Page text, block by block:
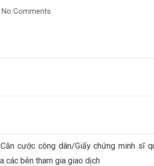
No Comments
cước công dân/Giấy chứng minh sĩ
các bên tham gia giao dịch